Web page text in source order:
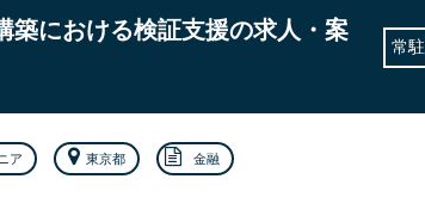
築における検証支援の求人・案
常駐
ア 東京都 金融